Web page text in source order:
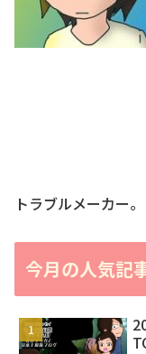
トラブルメーカー。
今月の人気記